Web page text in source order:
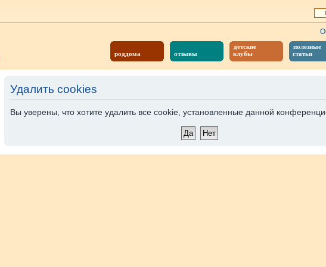
роддома отзывы
детские
клубы
полезные
статьи
Удалить cookies
Вы уверены, что хотите удалить все cookie, установленные данной